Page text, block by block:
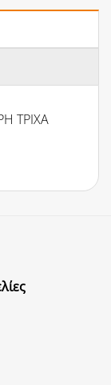
ΤΡΙΧΑ